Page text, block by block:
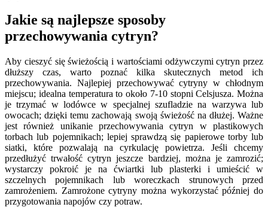
Jakie są najlepsze sposoby
przechowywania cytryn?
Aby cieszyć się świeżością i wartościami odżywczymi cytryn przez
dłuższy czas, warto poznać kilka skutecznych metod ich
przechowywania. Najlepiej przechowywać cytryny w chłodnym
miejscu; idealna temperatura to około 7-10 stopni Celsjusza. Można
je trzymać w lodówce w specjalnej szufladzie na warzywa lub
owocach; dzięki temu zachowają swoją świeżość na dłużej. Ważne
jest również unikanie przechowywania cytryn w plastikowych
torbach lub pojemnikach; lepiej sprawdzą się papierowe torby lub
siatki, które pozwalają na cyrkulację powietrza. Jeśli chcemy
przedłużyć trwałość cytryn jeszcze bardziej, można je zamrozić;
wystarczy pokroić je na ćwiartki lub plasterki i umieścić w
szczelnych pojemnikach lub woreczkach strunowych przed
zamrożeniem. Zamrożone cytryny można wykorzystać później do
przygotowania napojów czy potraw.